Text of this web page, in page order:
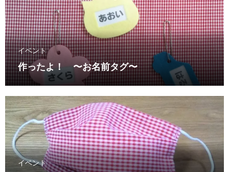
イベント
作ったよ！ 〜お名前タグ〜
イベント